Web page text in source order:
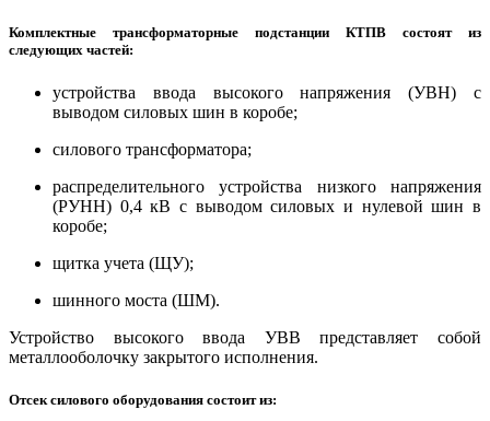
Комплектные трансформаторные подстанции КТПВ состоят из
следующих частей:
устройства ввода высокого напряжения (УВН) с
выводом силовых шин в коробе;
силового трансформатора;
распределительного устройства низкого напряжения
(РУНН) 0,4 кВ с выводом силовых и нулевой шин в
коробе;
щитка учета (ЩУ);
шинного моста (ШМ).
Устройство высокого ввода УВВ представляет собой
металлооболочку закрытого исполнения.
Отсек силового оборудования состоит из: